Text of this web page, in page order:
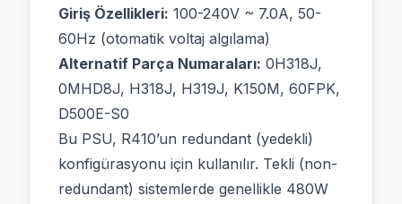
Giriş Özellikleri: 100-240V ~ 7.0A, 50-
60Hz (otomatik voltaj algılama)
Alternatif Parça Numaraları: 0H318J,
0MHD8J, H318J, H319J, K150M, 60FPK,
D500E-S0
Bu PSU, R410’un redundant (yedekli)
konfigürasyonu için kullanılır. Tekli (non-
redundant) sistemlerde genellikle 480W